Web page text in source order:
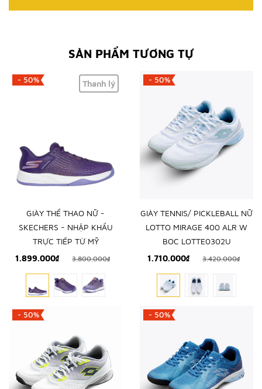
SẢN PHẨM TƯƠNG TỰ
- 50% Thanh lý
GIÀY THỂ THAO NỮ -
SKECHERS - NHẬP KHẨU
TRỰC TIẾP TỪ MỸ
1.899.000₫
3.800.000₫
- 50%
GIÀY TENNIS/ PICKLEBALL NỮ
LOTTO MIRAGE 400 ALR W
BOC LOTTE0302U
1.710.000₫
3.420.000₫
- 50% - 50%